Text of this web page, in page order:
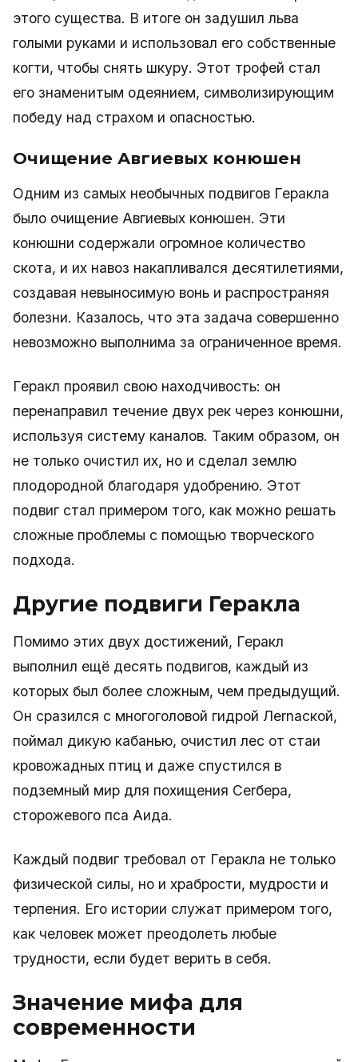
этого существа. В итоге он задушил льва
голыми руками и использовал его собственные
когти, чтобы снять шкуру. Этот трофей стал
его знаменитым одеянием, символизирующим
победу над страхом и опасностью.
Очищение Авгиевых конюшен
Одним из самых необычных подвигов Геракла
было очищение Авгиевых конюшен. Эти
конюшни содержали огромное количество
скота, и их навоз накапливался десятилетиями,
создавая невыносимую вонь и распространяя
болезни. Казалось, что эта задача совершенно
невозможно выполнима за ограниченное время.
Геракл проявил свою находчивость: он
перенаправил течение двух рек через конюшни,
используя систему каналов. Таким образом, он
не только очистил их, но и сделал землю
плодородной благодаря удобрению. Этот
подвиг стал примером того, как можно решать
сложные проблемы с помощью творческого
подхода.
Другие подвиги Геракла
Помимо этих двух достижений, Геракл
выполнил ещё десять подвигов, каждый из
которых был более сложным, чем предыдущий.
Он сразился с многоголовой гидрой Лernaской,
поймал дикую кабанью, очистил лес от стаи
кровожадных птиц и даже спустился в
подземный мир для похищения Cerбера,
сторожевого пса Аида.
Каждый подвиг требовал от Геракла не только
физической силы, но и храбрости, мудрости и
терпения. Его истории служат примером того,
как человек может преодолеть любые
трудности, если будет верить в себя.
Значение мифа для
современности